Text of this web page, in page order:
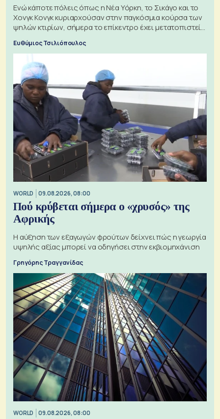
Ενώ κάποτε πόλεις όπως η Νέα Υόρκη, το Σικάγο και το
Χονγκ Κονγκ κυριαρχούσαν στην παγκόσμια κούρσα των
ψηλών κτιρίων, σήμερα το επίκεντρο έχει μετατοπιστεί
Ευθύμιος Τσιλιόπουλος
WORLD 09.08.2026, 08:00
Πού κρύβεται σήμερα ο «χρυσός» της
Αφρικής
Η αύξηση των εξαγωγών φρούτων δείχνει πώς η γεωργία
υψηλής αξίας μπορεί να οδηγήσει στην εκβιομηχάνιση
Γρηγόρης Τραγγανίδας
WORLD 09.08.2026, 08:00